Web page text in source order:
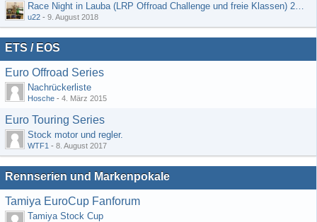
Race Night in Lauba (LRP Offroad Challenge und freie Klassen) 25/26.08
u22 - 9. August 2018
ETS / EOS
Euro Offroad Series
Nachrückerliste
Hosche - 4. März 2015
Euro Touring Series
Stock motor und regler.
WTF1 - 8. August 2017
Rennserien und Markenpokale
Tamiya EuroCup Fanforum
Tamiya Stock Cup